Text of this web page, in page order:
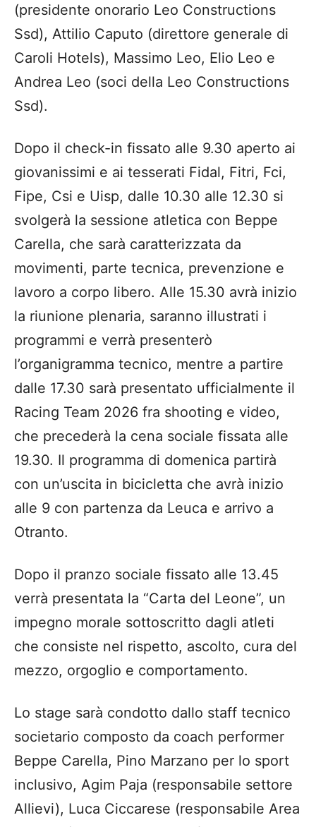
(presidente onorario Leo Constructions
Ssd), Attilio Caputo (direttore generale di
Caroli Hotels), Massimo Leo, Elio Leo e
Andrea Leo (soci della Leo Constructions
Ssd).
Dopo il check-in fissato alle 9.30 aperto ai
giovanissimi e ai tesserati Fidal, Fitri, Fci,
Fipe, Csi e Uisp, dalle 10.30 alle 12.30 si
svolgerà la sessione atletica con Beppe
Carella, che sarà caratterizzata da
movimenti, parte tecnica, prevenzione e
lavoro a corpo libero. Alle 15.30 avrà inizio
la riunione plenaria, saranno illustrati i
programmi e verrà presenterò
l’organigramma tecnico, mentre a partire
dalle 17.30 sarà presentato ufficialmente il
Racing Team 2026 fra shooting e video,
che precederà la cena sociale fissata alle
19.30. Il programma di domenica partirà
con un’uscita in bicicletta che avrà inizio
alle 9 con partenza da Leuca e arrivo a
Otranto.
Dopo il pranzo sociale fissato alle 13.45
verrà presentata la “Carta del Leone”, un
impegno morale sottoscritto dagli atleti
che consiste nel rispetto, ascolto, cura del
mezzo, orgoglio e comportamento.
Lo stage sarà condotto dallo staff tecnico
societario composto da coach performer
Beppe Carella, Pino Marzano per lo sport
inclusivo, Agim Paja (responsabile settore
Allievi), Luca Ciccarese (responsabile Area